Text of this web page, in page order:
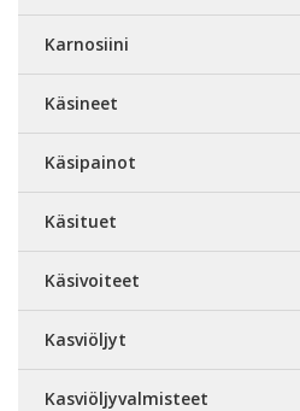
Karnosiini
Käsineet
Käsipainot
Käsituet
Käsivoiteet
Kasviöljyt
Kasviöljyvalmisteet